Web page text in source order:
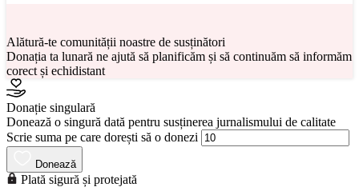
Alătură-te comunității noastre de susținători
Donația ta lunară ne ajută să planificăm și să continuăm să informăm
corect și echidistant
Donație singulară
Donează o singură dată pentru susținerea jurnalismului de calitate
Scrie suma pe care dorești să o donezi
Donează
Plată sigură și protejată